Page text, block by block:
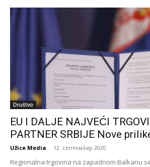
Društvo
EU I DALJE NAJVEĆI
PARTNER SRBIJE Nove
Užice Media - 12. септембар 2020.
Regionalna trgovina na zapadnom Balkanu